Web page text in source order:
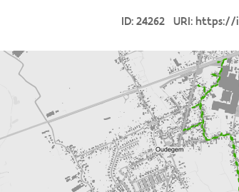
ID: 24262 URI: